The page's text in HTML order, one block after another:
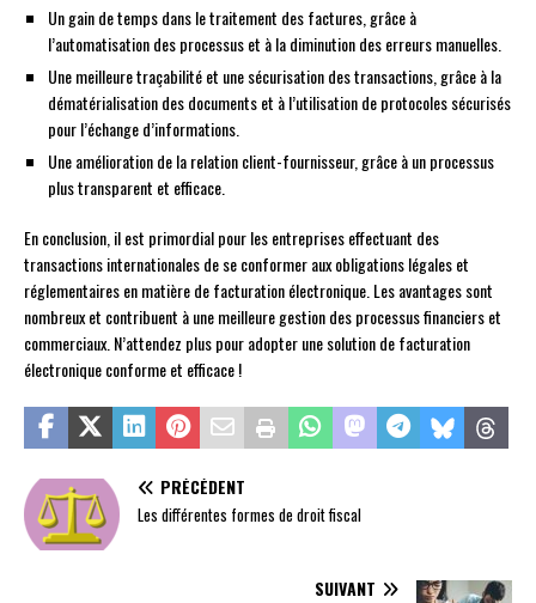
Un gain de temps dans le traitement des factures, grâce à
l’automatisation des processus et à la diminution des erreurs manuelles.
Une meilleure traçabilité et une sécurisation des transactions, grâce à la
dématérialisation des documents et à l’utilisation de protocoles sécurisés
pour l’échange d’informations.
Une amélioration de la relation client-fournisseur, grâce à un processus
plus transparent et efficace.
En conclusion, il est primordial pour les entreprises effectuant des
transactions internationales de se conformer aux obligations légales et
réglementaires en matière de facturation électronique. Les avantages sont
nombreux et contribuent à une meilleure gestion des processus financiers et
commerciaux. N’attendez plus pour adopter une solution de facturation
électronique conforme et efficace !
PRÉCÉDENT
Les différentes formes de droit fiscal
SUIVANT